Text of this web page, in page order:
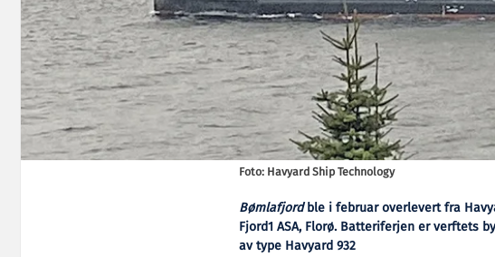
Foto: Havyard Ship Technology
Bømlafjordble i februar overlevert fra
Fjord1 ASA, Florø. Batteriferjen er verftets
av type Havyard 932